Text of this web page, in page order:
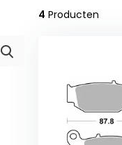
4 Producten